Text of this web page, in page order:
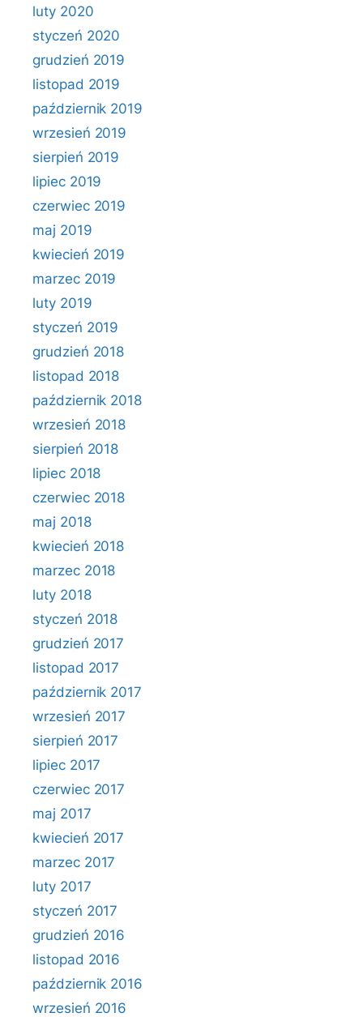
luty 2020
styczeń 2020
grudzień 2019
listopad 2019
październik 2019
wrzesień 2019
sierpień 2019
lipiec 2019
czerwiec 2019
maj 2019
kwiecień 2019
marzec 2019
luty 2019
styczeń 2019
grudzień 2018
listopad 2018
październik 2018
wrzesień 2018
sierpień 2018
lipiec 2018
czerwiec 2018
maj 2018
kwiecień 2018
marzec 2018
luty 2018
styczeń 2018
grudzień 2017
listopad 2017
październik 2017
wrzesień 2017
sierpień 2017
lipiec 2017
czerwiec 2017
maj 2017
kwiecień 2017
marzec 2017
luty 2017
styczeń 2017
grudzień 2016
listopad 2016
październik 2016
wrzesień 2016